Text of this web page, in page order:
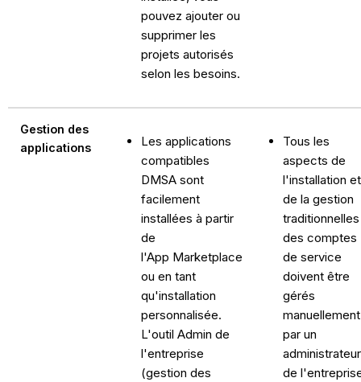
pouvez ajouter ou
supprimer les
projets autorisés
selon les besoins.
Gestion des
applications
Les applications
compatibles
DMSA sont
facilement
installées à partir
de
l'App Marketplace
ou en tant
qu'installation
personnalisée.
L'outil Admin de
l'entreprise
(gestion des
Tous les
aspects de
l'installation et
de la gestion
traditionnelles
des comptes
de service
doivent être
gérés
manuellement
par un
administrateur
de